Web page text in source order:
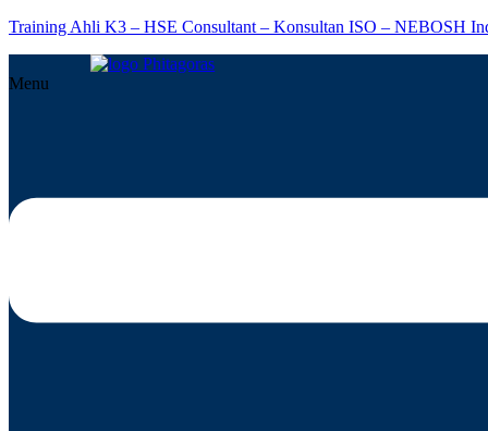
Training Ahli K3 – HSE Consultant – Konsultan ISO – NEBOSH
Menu